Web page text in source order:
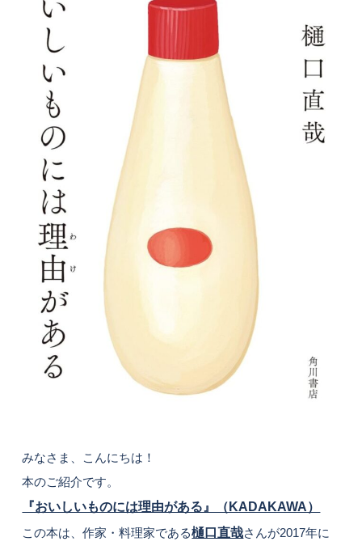
みなさま、こんにちは！
本のご紹介です。
『おいしいものには理由がある』（KADAKAWA）
この本は、作家・料理家である樋口直哉さんが2017年に